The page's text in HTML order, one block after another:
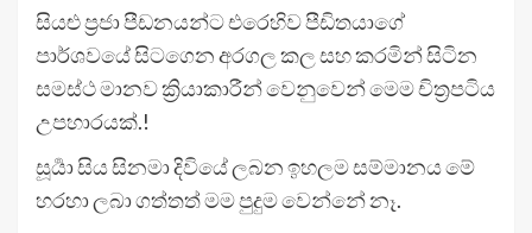
සියළු ප්‍රජා පීඩනයන්ට එරෙහිව පීඩිතයාගේ
පාර්ශවයේ සිටගෙන අරගල කල සහ කරමින් සිටින
සමස්ථ මානව ක්‍රියාකාරීන් වෙනුවෙන් මෙම චිත්‍රපටිය
උපහාරයක්.!
සූර්‍යා සිය සිනමා දිවියේ ලබන ඉහලම සම්මානය මේ
හරහා ලබා ගත්තත් මම පුදුම වෙන්නේ නෑ.